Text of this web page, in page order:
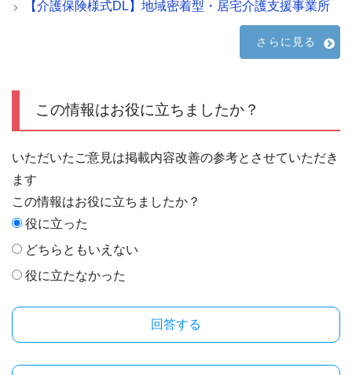
【介護保険様式DL】地域密着型・居宅介護支援事業所
さらに見る
この情報はお役に立ちましたか？
いただいたご意見は掲載内容改善の参考とさせていただき
ます
この情報はお役に立ちましたか？
役に立った
どちらともいえない
役に立たなかった